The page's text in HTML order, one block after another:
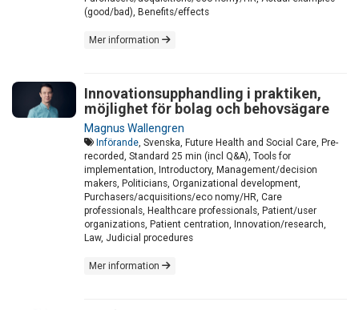
(good/bad), Benefits/effects
Mer information
Innovationsupphandling i praktiken,
möjlighet för bolag och behovsägare
Magnus Wallengren
Införande, Svenska, Future Health and Social Care, Pre-
recorded, Standard 25 min (incl Q&A), Tools for
implementation, Introductory, Management/decision
makers, Politicians, Organizational development,
Purchasers/acquisitions/eco nomy/HR, Care
professionals, Healthcare professionals, Patient/user
organizations, Patient centration, Innovation/research,
Law, Judicial procedures
Mer information